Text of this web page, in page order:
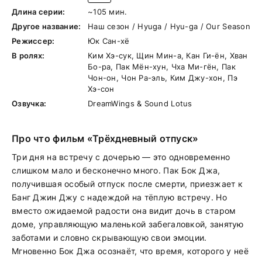
Длина серии:
~105 мин.
Другое название:
Наш сезон / Hyuga / Hyu-ga / Our Season
Режиссер:
Юк Сан-хё
В ролях:
Ким Хэ-сук, Щин Мин-а, Кан Ги-ён, Хван
Бо-ра, Пак Мён-хун, Чха Ми-гён, Пак
Чон-он, Чон Ра-эль, Ким Джу-хон, Пэ
Хэ-сон
Озвучка:
DreamWings & Sound Lotus
Про что фильм «Трёхдневный отпуск»
Три дня на встречу с дочерью — это одновременно
слишком мало и бесконечно много. Пак Бок Джа,
получившая особый отпуск после смерти, приезжает к
Банг Джин Джу с надеждой на тёплую встречу. Но
вместо ожидаемой радости она видит дочь в старом
доме, управляющую маленькой забегаловкой, занятую
заботами и словно скрывающую свои эмоции.
Мгновенно Бок Джа осознаёт, что время, которого у неё